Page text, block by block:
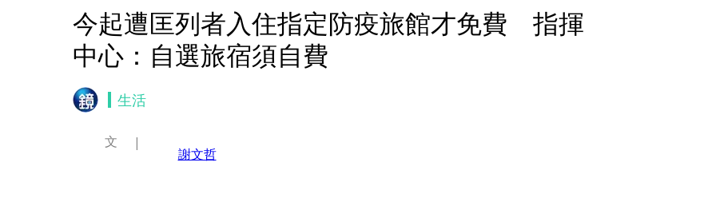
今起遭匡列者入住指定防疫旅館才免費 指揮
中心：自選旅宿須自費
生活
文
謝文哲